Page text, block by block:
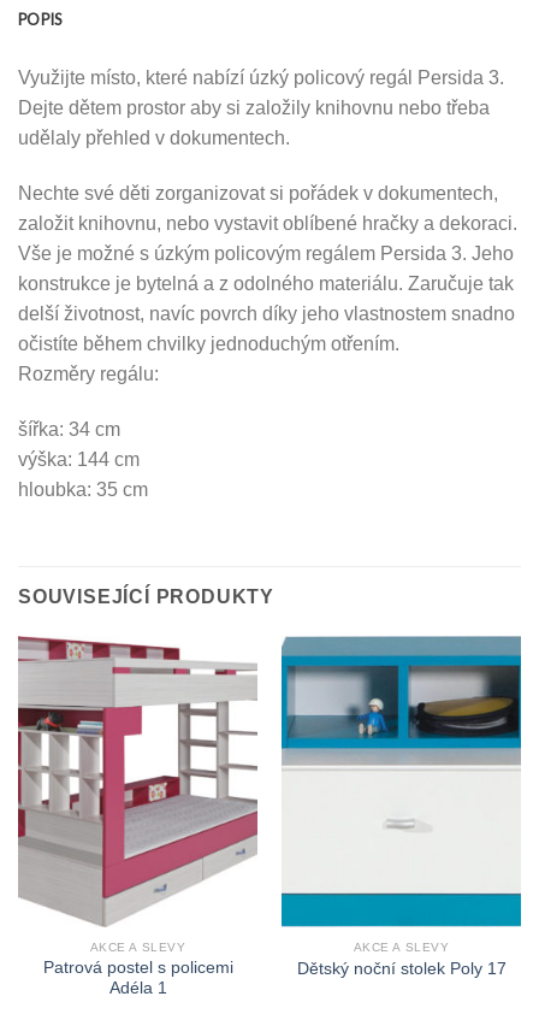
POPIS
Využijte místo, které nabízí úzký policový regál Persida 3.
Dejte dětem prostor aby si založily knihovnu nebo třeba
udělaly přehled v dokumentech.
Nechte své děti zorganizovat si pořádek v dokumentech,
založit knihovnu, nebo vystavit oblíbené hračky a dekoraci.
Vše je možné s úzkým policovým regálem Persida 3. Jeho
konstrukce je bytelná a z odolného materiálu. Zaručuje tak
delší životnost, navíc povrch díky jeho vlastnostem snadno
očistíte během chvilky jednoduchým otřením.
Rozměry regálu:
šířka: 34 cm
výška: 144 cm
hloubka: 35 cm
SOUVISEJÍCÍ PRODUKTY
AKCE A SLEVY
Patrová postel s policemi
Adéla 1
AKCE A SLEVY
Dětský noční stolek Poly 17